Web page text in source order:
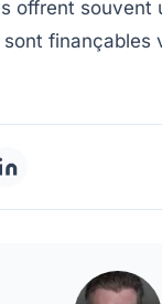
offrent souvent
finançables